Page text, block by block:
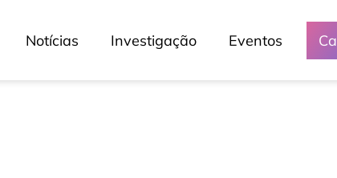
Notícias Investigação Eventos